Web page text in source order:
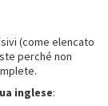
(come elencato
perché non
inglese: